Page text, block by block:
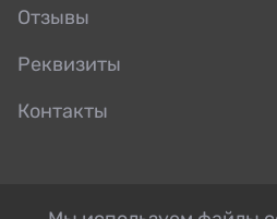
Отзывы
Реквизиты
Контакты